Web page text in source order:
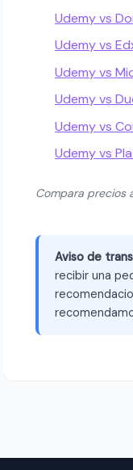
Udemy vs
Udemy vs
Udemy vs
Udemy vs
Udemy vs
Udemy vs
Compara precios
Aviso de
recibir una